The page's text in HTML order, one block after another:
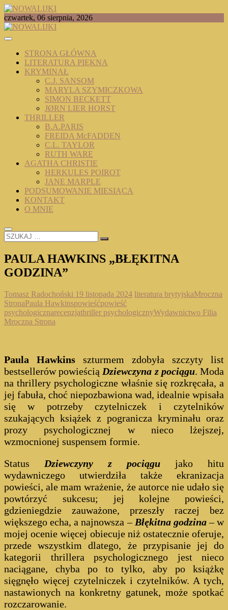
Skip
to
content
NOWALIJKI
TOMASZ RADOCHOŃSKI PISZE O KSIĄŻKACH
czwartek, 06 sierpnia, 2026
STRONA GŁÓWNA
LITERATURA PIĘKNA
KRYMINAŁ
C.J. SANSOM
MARYLA SZYMICZKOWA
SIMON BECKETT
JØRN LIER HORST
THRILLER
B.A.PARIS
FREIDA McFADDEN
C.L. TAYLOR
RUTH WARE
AGATHA CHRISTIE
HERKULES POIROT
JANE MARPLE
PODSUMOWANIE MIESIĄCA
KONTAKT
O MNIE
SZUKAJ
…
PAULA HAWKINS „BŁĘKITNA
GODZINA”
Tomasz Radochoński 19 listopada 2024 literatura brytyjskaMroczna
StronaPaula Hawkinspowieśćpowieść
psychologicznarecenzjathriller psychologicznyWydawnictwo Filia
Mroczna Strona
Paula Hawkins szturmem zdobyła szczyty list
bestsellerów powieścią Dziewczyna z pociągu. Moda
na thrillery psychologiczne właśnie się rozkręcała, a
jej fabuła, choć niepozbawiona wad, idealnie wpisała
się w potrzeby czytelniczek i czytelników
szukających książek z pogranicza kryminału oraz
prozy psychologicznej w nieco lżejszej,
wzmocnionej suspensem formie.
Status Dziewczyny z pociągu jako hitu
wydawniczego utwierdziła także ekranizacja
powieści, ale mam wrażenie, że autorce nie udało się
powtórzyć sukcesu; jej kolejne powieści,
gdzieniegdzie zauważone, przeszły raczej bez
większego echa, a najnowsza – Błękitna godzina– w
mojej ocenie więcej obiecuje niż ostatecznie oferuje,
przede wszystkim dlatego, że przypisanie jej do
kategorii thrillera psychologicznego jest nieco
naciągane, chyba po to tylko, aby po książkę
sięgnęło więcej czytelniczek i czytelników. A tych,
nastawionych na konkretny gatunek, może spotkać
rozczarowanie.